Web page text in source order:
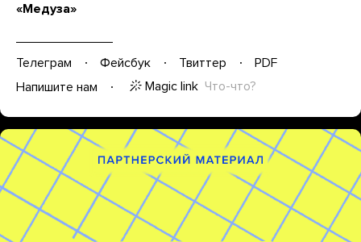
«Медуза»
Телеграм Фейсбук Твиттер
PDF
Напишите нам
Magic link Что-что?